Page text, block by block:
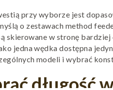
przy wyborze jest
o zestawach method
skierowane w stronę
jedna wędka dostępna
modeli i wybrać
długość